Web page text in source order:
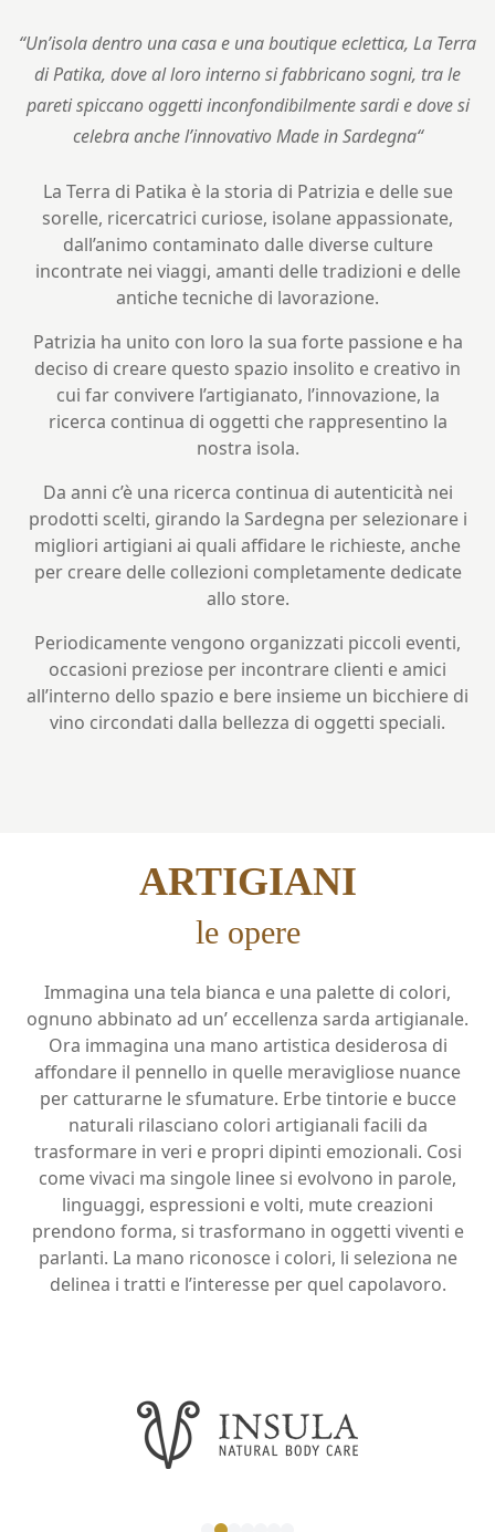
“Un’isola dentro una casa e una boutique eclettica, La Terra
di Patika, dove al loro interno si fabbricano sogni, tra le
pareti spiccano oggetti inconfondibilmente sardi e dove si
celebra anche l’innovativo Made in Sardegna“
La Terra di Patika è la storia di Patrizia e delle sue
sorelle, ricercatrici curiose, isolane appassionate,
dall’animo contaminato dalle diverse culture
incontrate nei viaggi, amanti delle tradizioni e delle
antiche tecniche di lavorazione.
Patrizia ha unito con loro la sua forte passione e ha
deciso di creare questo spazio insolito e creativo in
cui far convivere l’artigianato, l’innovazione, la
ricerca continua di oggetti che rappresentino la
nostra isola.
Da anni c’è una ricerca continua di autenticità nei
prodotti scelti, girando la Sardegna per selezionare i
migliori artigiani ai quali affidare le richieste, anche
per creare delle collezioni completamente dedicate
allo store.
Periodicamente vengono organizzati piccoli eventi,
occasioni preziose per incontrare clienti e amici
all’interno dello spazio e bere insieme un bicchiere di
vino circondati dalla bellezza di oggetti speciali.
ARTIGIANI
le opere
Immagina una tela bianca e una palette di colori,
ognuno abbinato ad un’ eccellenza sarda artigianale.
Ora immagina una mano artistica desiderosa di
affondare il pennello in quelle meravigliose nuance
per catturarne le sfumature. Erbe tintorie e bucce
naturali rilasciano colori artigianali facili da
trasformare in veri e propri dipinti emozionali. Cosi
come vivaci ma singole linee si evolvono in parole,
linguaggi, espressioni e volti, mute creazioni
prendono forma, si trasformano in oggetti viventi e
parlanti. La mano riconosce i colori, li seleziona ne
delinea i tratti e l’interesse per quel capolavoro.